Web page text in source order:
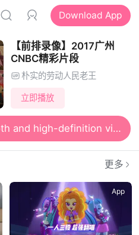
Download App
【前排录像】2017广州
CNBC精彩片段
朴实的劳动人民老王
立即播放
Open the App for smooth and high-definition viewing
更多
App